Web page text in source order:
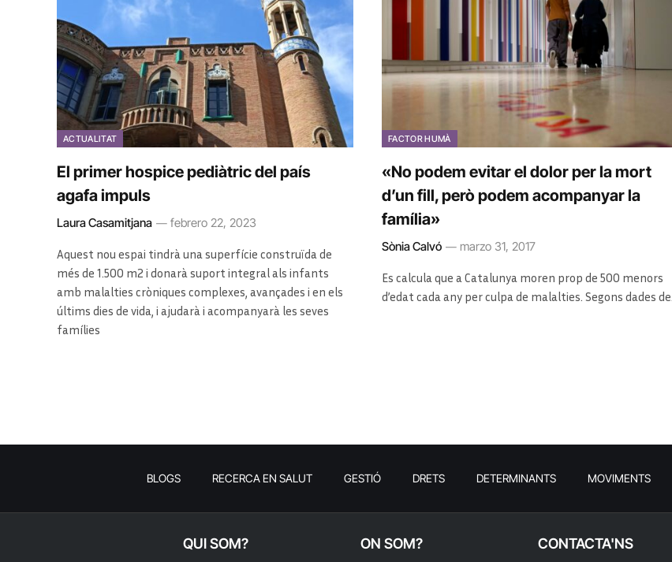
ACTUALITAT
El primer hospice pediàtric del país
agafa impuls
Laura Casamitjana febrero 22, 2023
Aquest nou espai tindrà una superfície construïda de
més de 1.500 m2 i donarà suport integral als infants
amb malalties cròniques complexes, avançades i en els
últims dies de vida, i ajudarà i acompanyarà les seves
famílies
FACTOR HUMÀ
«No podem evitar el dolor per la mort
d’un fill, però podem acompanyar la
família»
Sònia Calvó marzo 31, 2017
Es calcula que a Catalunya moren prop de 500 menors
d’edat cada any per culpa de malalties. Segons dades de…
BLOGS RECERCA EN SALUT GESTIÓ DRETS DETERMINANTS MOVIMENTS
QUI SOM? ON SOM? CONTACTA'NS